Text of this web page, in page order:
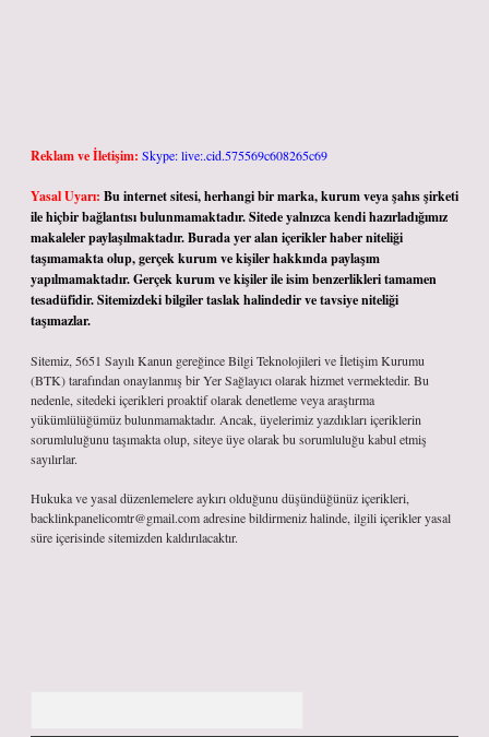
Reklam ve İletişim: Skype: live:.cid.575569c608265c69
Yasal Uyarı: Bu internet sitesi, herhangi bir marka, kurum veya şahıs şirketi
ile hiçbir bağlantısı bulunmamaktadır. Sitede yalnızca kendi hazırladığımız
makaleler paylaşılmaktadır. Burada yer alan içerikler haber niteliği
taşımamakta olup, gerçek kurum ve kişiler hakkında paylaşım
yapılmamaktadır. Gerçek kurum ve kişiler ile isim benzerlikleri tamamen
tesadüfidir. Sitemizdeki bilgiler taslak halindedir ve tavsiye niteliği
taşımazlar.
Sitemiz, 5651 Sayılı Kanun gereğince Bilgi Teknolojileri ve İletişim Kurumu
(BTK) tarafından onaylanmış bir Yer Sağlayıcı olarak hizmet vermektedir. Bu
nedenle, sitedeki içerikleri proaktif olarak denetleme veya araştırma
yükümlülüğümüz bulunmamaktadır. Ancak, üyelerimiz yazdıkları içeriklerin
sorumluluğunu taşımakta olup, siteye üye olarak bu sorumluluğu kabul etmiş
sayılırlar.
Hukuka ve yasal düzenlemelere aykırı olduğunu düşündüğünüz içerikleri,
backlinkpanelicomtr@gmail.comadresine bildirmeniz halinde, ilgili içerikler yasal
süre içerisinde sitemizden kaldırılacaktır.